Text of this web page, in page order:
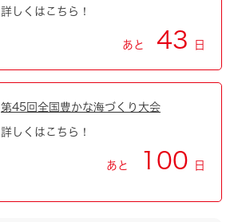
詳しくはこちら！
あと 43 日
第45回全国豊かな海づくり大会
詳しくはこちら！
あと 100 日